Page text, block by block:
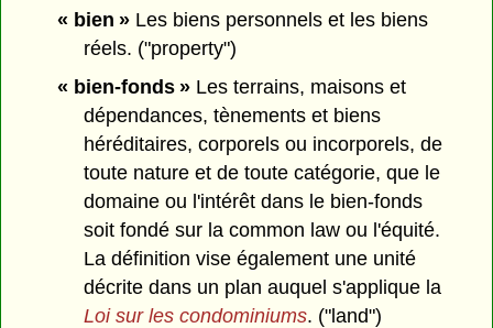
« bien »Les biens personnels et les biens
réels. ("property")
« bien-fonds »Les terrains, maisons et
dépendances, tènements et biens
héréditaires, corporels ou incorporels, de
toute nature et de toute catégorie, que le
domaine ou l'intérêt dans le bien-fonds
soit fondé sur la common law ou l'équité.
La définition vise également une unité
décrite dans un plan auquel s'applique la
Loi sur les condominiums. ("land")